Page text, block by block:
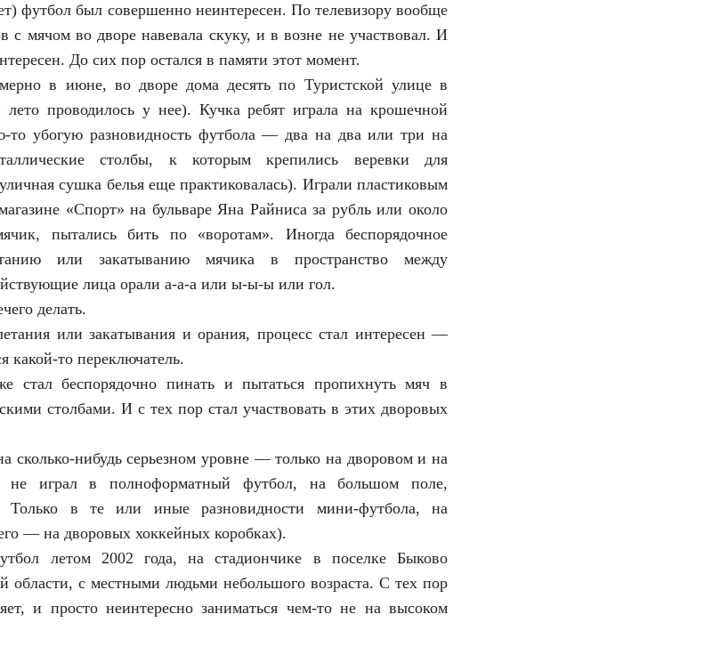
футбол был совершенно неинтересен. По телевизору вообще
с мячом во дворе навевала скуку, и в возне не участвовал. И
До сих пор остался в памяти этот момент.
в июне, во дворе дома десять по Туристской улице в
проводилось у нее). Кучка ребят играла на крошечной
то убогую разновидность футбола — два на два или три на
столбы, к которым крепились веревки для
сушка белья еще практиковалась). Играли пластиковым
«Спорт» на бульваре Яна Райниса за рубль или около
пытались бить по «воротам». Иногда беспорядочное
или закатыванию мячика в пространство между
лица орали а-а-а или ы-ы-ы или гол.
делать.
или закатывания и орания, процесс стал интересен —
какой-то переключатель.
стал беспорядочно пинать и пытаться пропихнуть мяч в
столбами. И с тех пор стал участвовать в этих дворовых
сколько-нибудь серьезном уровне — только на дворовом и на
играл в полноформатный футбол, на большом поле,
Только в те или иные разновидности мини-футбола, на
— на дворовых хоккейных коробках).
летом 2002 года, на стадиончике в поселке Быково
области, с местными людьми небольшого возраста. С тех пор
и просто неинтересно заниматься чем-то не на высоком